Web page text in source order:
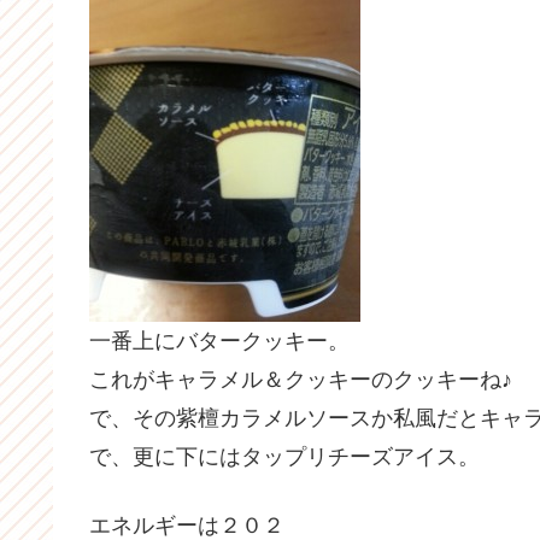
一番上にバタークッキー。
これがキャラメル＆クッキーのクッキーね♪
で、その紫檀カラメルソースか私風だとキャ
で、更に下にはタップリチーズアイス。
エネルギーは２０２